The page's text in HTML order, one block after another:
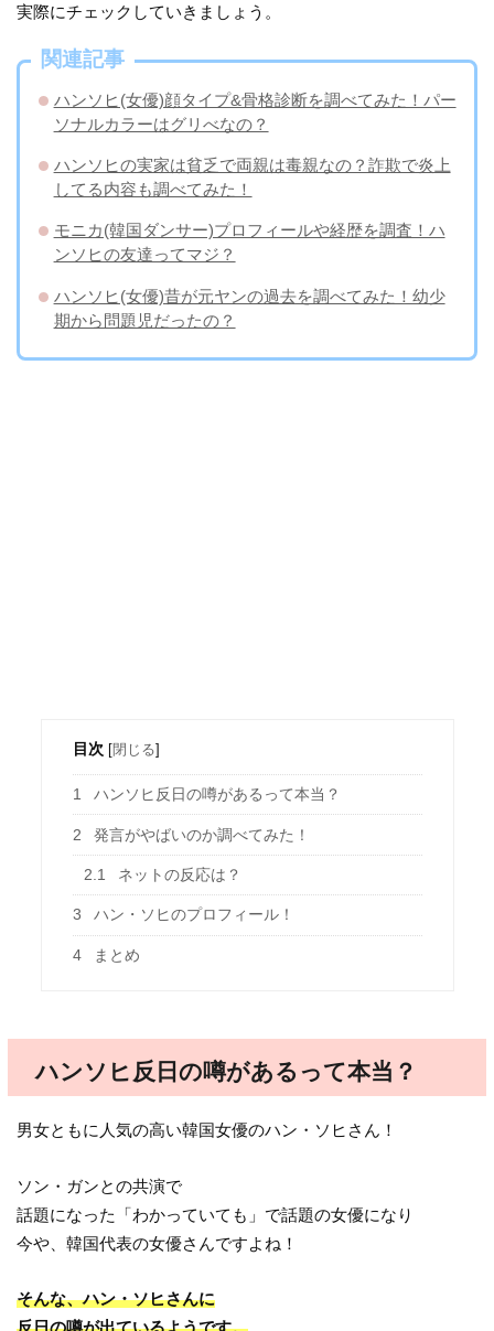
実際にチェックしていきましょう。
関連記事
ハンソヒ(女優)顔タイプ&骨格診断を調べてみた！パー
ソナルカラーはグリべなの？
ハンソヒの実家は貧乏で両親は毒親なの？詐欺で炎上
してる内容も調べてみた！
モニカ(韓国ダンサー)プロフィールや経歴を調査！ハ
ンソヒの友達ってマジ？
ハンソヒ(女優)昔が元ヤンの過去を調べてみた！幼少
期から問題児だったの？
目次 [閉じる]
1 ハンソヒ反日の噂があるって本当？
2 発言がやばいのか調べてみた！
2.1 ネットの反応は？
3 ハン・ソヒのプロフィール！
4 まとめ
ハンソヒ反日の噂があるって本当？
男女ともに人気の高い韓国女優のハン・ソヒさん！
ソン・ガンとの共演で
話題になった「わかっていても」で話題の女優になり
今や、韓国代表の女優さんですよね！
そんな、ハン・ソヒさんに
反日の噂が出ているようです。